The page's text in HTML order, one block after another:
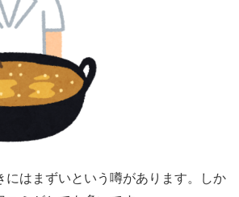
にはまずいという噂があります。しか